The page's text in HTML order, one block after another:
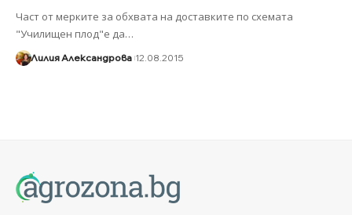
Част от мерките за обхвата на доставките по схемата
"Училищен плод"е да…
Лилия Александрова 12.08.2015